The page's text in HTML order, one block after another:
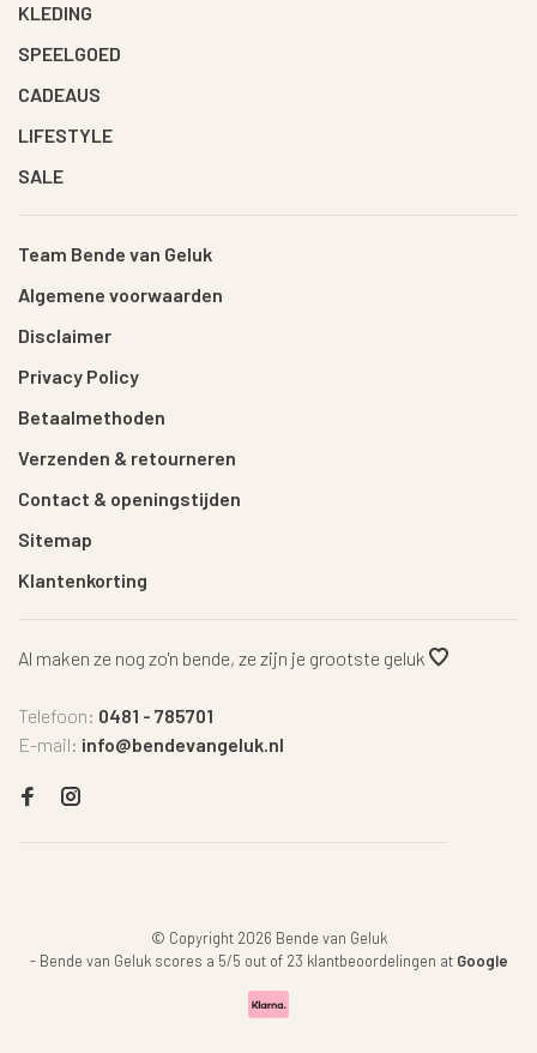
KLEDING
SPEELGOED
CADEAUS
LIFESTYLE
SALE
Team Bende van Geluk
Algemene voorwaarden
Disclaimer
Privacy Policy
Betaalmethoden
Verzenden & retourneren
Contact & openingstijden
Sitemap
Klantenkorting
Al maken ze nog zo'n bende, ze zijn je grootste geluk
Telefoon: 0481 - 785701
E-mail: info@bendevangeluk.nl
© Copyright 2026 Bende van Geluk
- Bende van Geluk scores a 5/5 out of 23 klantbeoordelingen at Google